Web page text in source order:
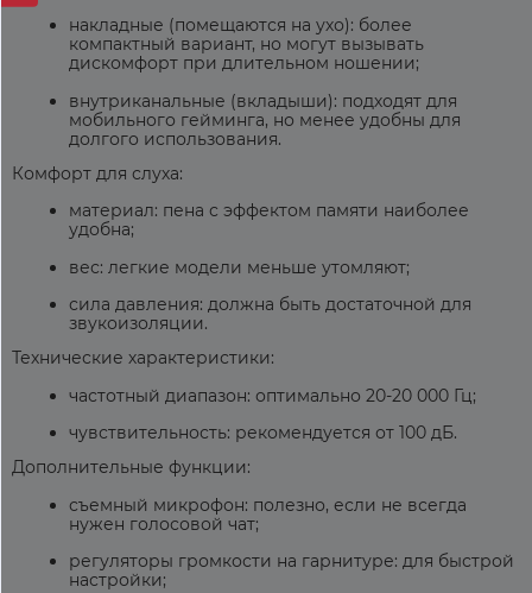
накладные (помещаются на ухо): более
компактный вариант, но могут вызывать
дискомфорт при длительном ношении;
внутриканальные (вкладыши): подходят для
мобильного гейминга, но менее удобны для
долгого использования.
Комфорт для слуха:
материал: пена с эффектом памяти наиболее
удобна;
вес: легкие модели меньше утомляют;
сила давления: должна быть достаточной для
звукоизоляции.
Технические характеристики:
частотный диапазон: оптимально 20-20 000 Гц;
чувствительность: рекомендуется от 100 дБ.
Дополнительные функции:
съемный микрофон: полезно, если не всегда
нужен голосовой чат;
регуляторы громкости на гарнитуре: для быстрой
настройки;